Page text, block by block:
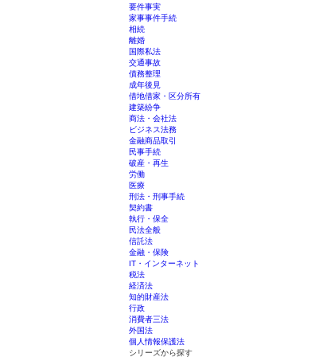
要件事実
家事事件手続
相続
離婚
国際私法
交通事故
債務整理
成年後見
借地借家・区分所有
建築紛争
商法・会社法
ビジネス法務
金融商品取引
民事手続
破産・再生
労働
医療
刑法・刑事手続
契約書
執行・保全
民法全般
信託法
金融・保険
IT・インターネット
税法
経済法
知的財産法
行政
消費者三法
外国法
個人情報保護法
シリーズから探す